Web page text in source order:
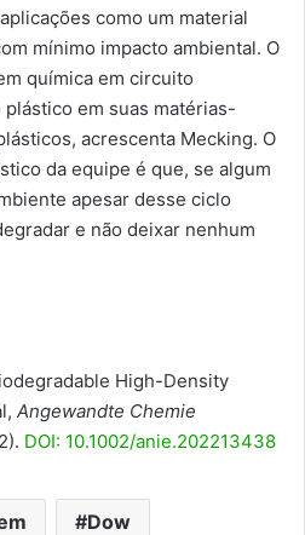
como um material
mínimo impacto ambiental. O
química em circuito
em suas matérias-
acrescenta Mecking. O
da equipe é que, se algum
apesar desse ciclo
e não deixar nenhum
High-Density
Angewandte Chemie
DOI: 10.1002/anie.202213438
Dow